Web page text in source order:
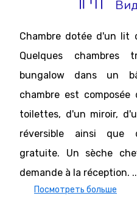
Chambre dotée d'un lit
Quelques
bungalow dans un
chambre est
toilettes, d'un miroir,
réversible ainsi que
gratuite. Un sèche
demande à la réception.
Посмотреть больше